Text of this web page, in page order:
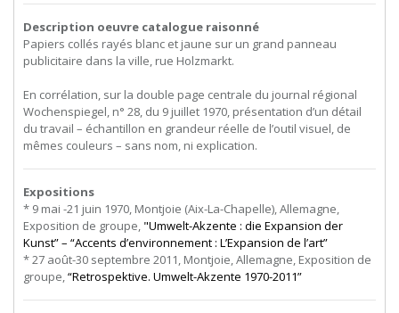
Description oeuvre catalogue raisonné
Papiers collés rayés blanc et jaune sur un grand panneau
publicitaire dans la ville, rue Holzmarkt.
En corrélation, sur la double page centrale du journal régional
Wochenspiegel, n° 28, du 9 juillet 1970, présentation d’un détail
du travail – échantillon en grandeur réelle de l’outil visuel, de
mêmes couleurs – sans nom, ni explication.
Expositions
* 9 mai -21 juin 1970, Montjoie (Aix-La-Chapelle), Allemagne,
Exposition de groupe, "Umwelt-Akzente : die Expansion der
Kunst” – “Accents d’environnement : L’Expansion de l’art”
* 27 août-30 septembre 2011, Montjoie, Allemagne, Exposition de
groupe,“Retrospektive. Umwelt-Akzente 1970-2011”